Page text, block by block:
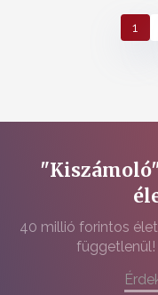
1
40 millió forintos
függetlenül!